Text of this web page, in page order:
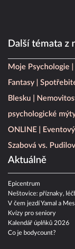
Další témata z
Moje Psychologie
Fantasy
Blesku
psychologické
ONLINE
Szabová vs.
Aktuálně
Epicentrum
Neštovice: příznaky,
V čem jezdí Yamal a
Kvízy pro seniory
Kalendář úplňků 2026
Co je bodycount?